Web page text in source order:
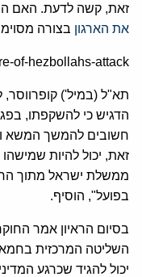
זאת, קשה לדעת. האם
את הארגון בצורה
of-hezbollahs-attack/
תא"ל (במיל')
הדגיש כי להשקפתו,
חשובים להמשך המשא
זאת, יכול להיות
ממשלת ישראל מתוך
בפועל", הוסיף.
בסיום הראיון אמר
השליטה המרכזית
יכול להגיד שכרגע